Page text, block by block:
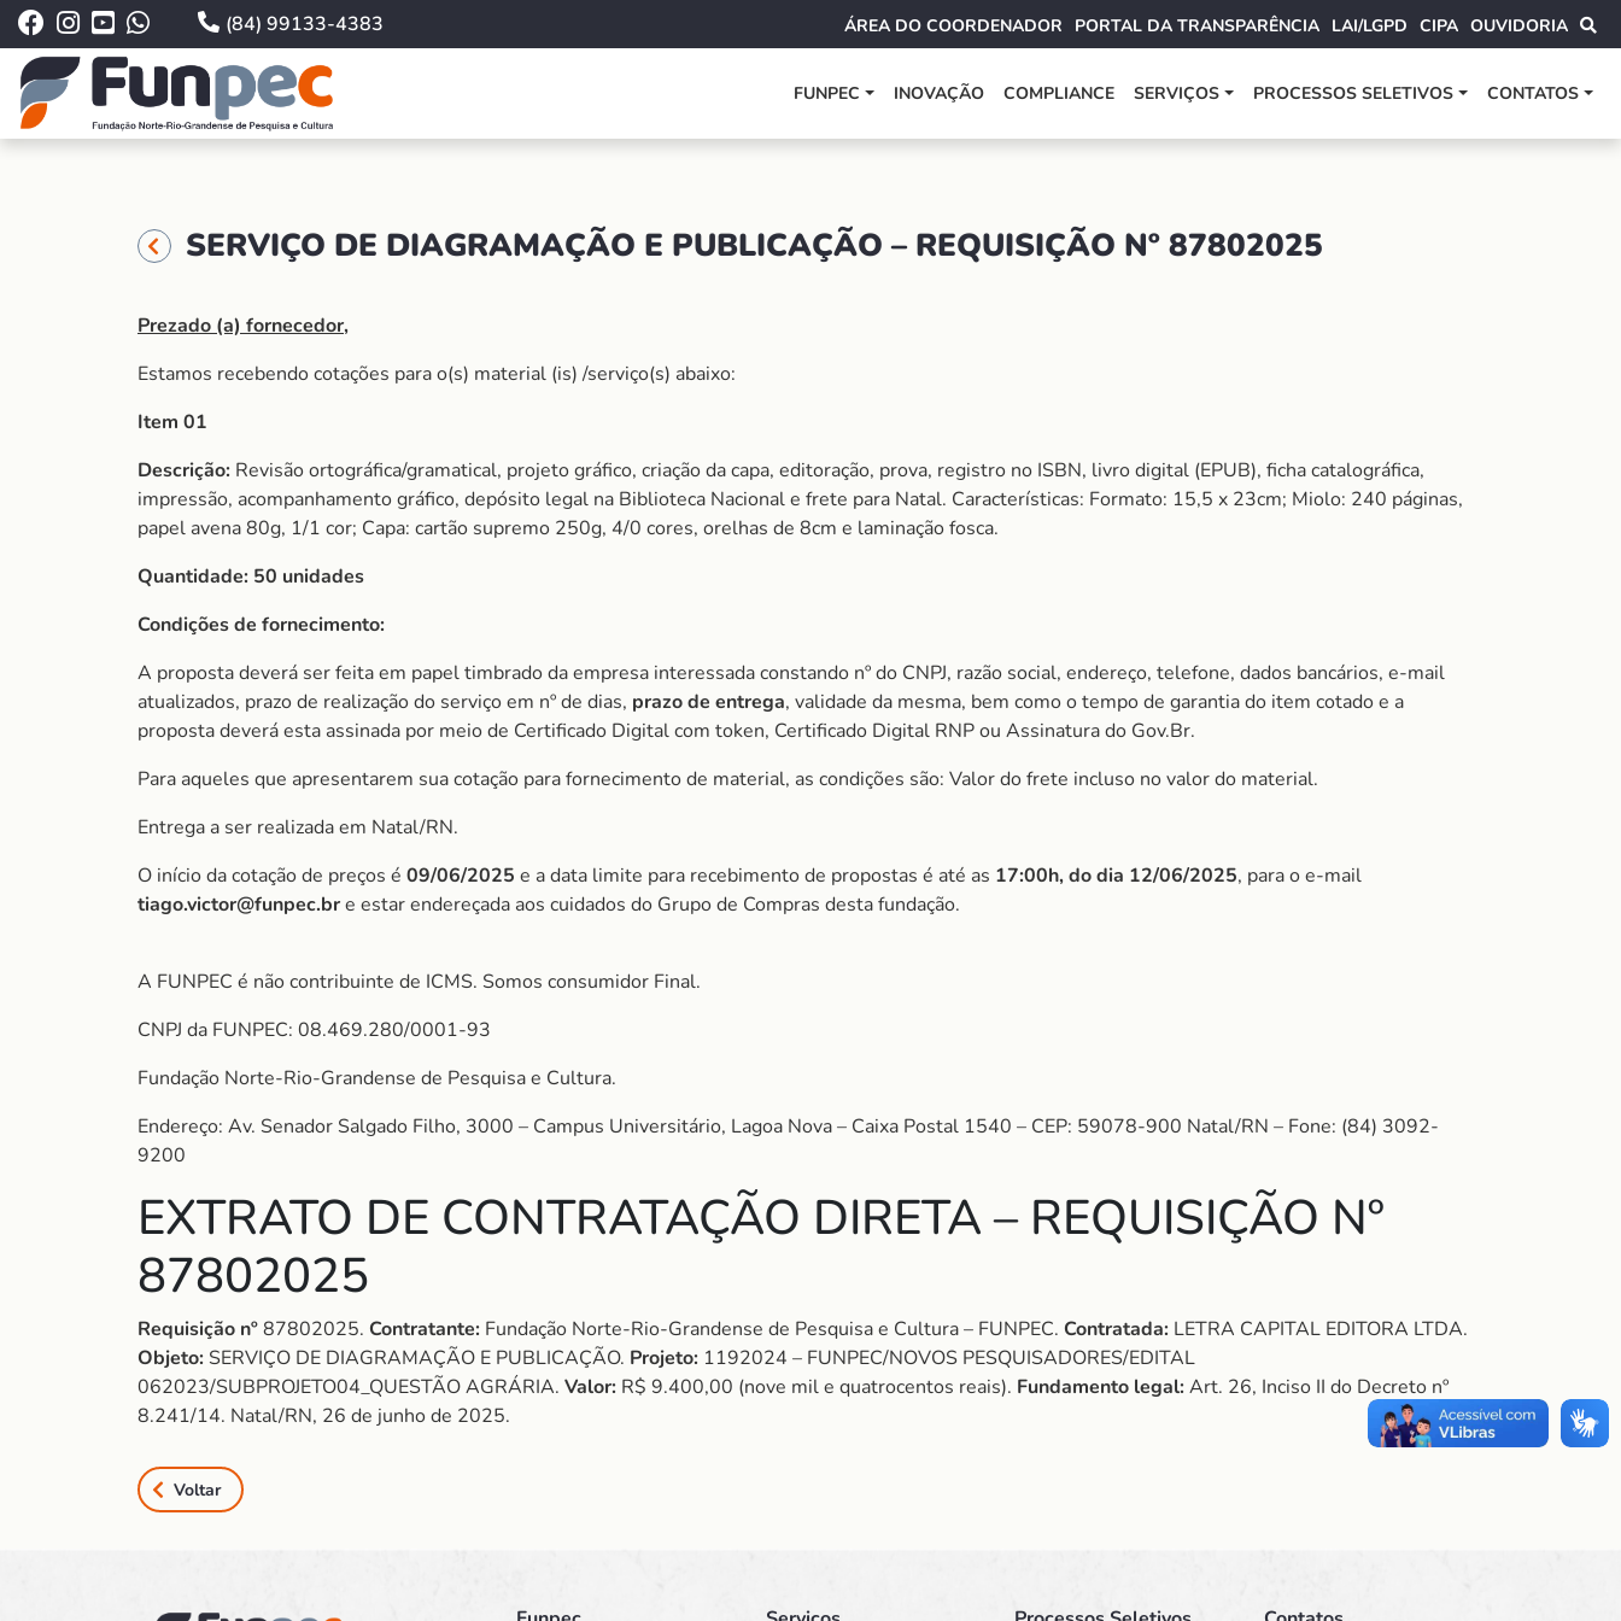
(84) 99133-4383 ÁREA DO COORDENADOR PORTAL DA TRANSPARÊNCIA LAI/LGPD CIPA OUVIDORIA
FUNPEC INOVAÇÃO COMPLIANCE SERVIÇOS PROCESSOS SELETIVOS CONTATOS
SERVIÇO DE DIAGRAMAÇÃO E PUBLICAÇÃO – REQUISIÇÃO Nº 87802025
Prezado (a) fornecedor,
Estamos recebendo cotações para o(s) material (is) /serviço(s) abaixo:
Item 01
Descrição: Revisão ortográfica/gramatical, projeto gráfico, criação da capa, editoração, prova, registro no ISBN, livro digital (EPUB), ficha catalográfica,
impressão, acompanhamento gráfico, depósito legal na Biblioteca Nacional e frete para Natal. Características: Formato: 15,5 x 23cm; Miolo: 240 páginas,
papel avena 80g, 1/1 cor; Capa: cartão supremo 250g, 4/0 cores, orelhas de 8cm e laminação fosca.
Quantidade: 50 unidades
Condições de fornecimento:
A proposta deverá ser feita em papel timbrado da empresa interessada constando nº do CNPJ, razão social, endereço, telefone, dados bancários, e-mail
atualizados, prazo de realização do serviço em nº de dias, prazo de entrega, validade da mesma, bem como o tempo de garantia do item cotado e a
proposta deverá esta assinada por meio de Certificado Digital com token, Certificado Digital RNP ou Assinatura do Gov.Br.
Para aqueles que apresentarem sua cotação para fornecimento de material, as condições são: Valor do frete incluso no valor do material.
Entrega a ser realizada em Natal/RN.
O início da cotação de preços é 09/06/2025 e a data limite para recebimento de propostas é até as 17:00h, do dia 12/06/2025, para o e-mail
tiago.victor@funpec.bre estar endereçada aos cuidados do Grupo de Compras desta fundação.
A FUNPEC é não contribuinte de ICMS. Somos consumidor Final.
CNPJ da FUNPEC: 08.469.280/0001-93
Fundação Norte-Rio-Grandense de Pesquisa e Cultura.
Endereço: Av. Senador Salgado Filho, 3000 – Campus Universitário, Lagoa Nova – Caixa Postal 1540 – CEP: 59078-900 Natal/RN – Fone: (84) 3092-
9200
EXTRATO DE CONTRATAÇÃO DIRETA – REQUISIÇÃO Nº
87802025
Requisição nº87802025. Contratante: Fundação Norte-Rio-Grandense de Pesquisa e Cultura – FUNPEC. Contratada: LETRA CAPITAL EDITORA LTDA.
Objeto: SERVIÇO DE DIAGRAMAÇÃO E PUBLICAÇÃO. Projeto: 1192024 – FUNPEC/NOVOS PESQUISADORES/EDITAL
062023/SUBPROJETO04_QUESTÃO AGRÁRIA. Valor: R$ 9.400,00 (nove mil e quatrocentos reais). Fundamento legal:Art. 26, Inciso II do Decreto nº
8.241/14. Natal/RN, 26 de junho de 2025.
Voltar